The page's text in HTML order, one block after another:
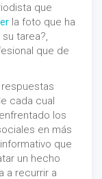
que
la foto que ha
tarea?,
que de
cada cual
los
en más
que
un hecho
a recurrir a